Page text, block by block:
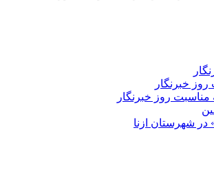
خبرنگار
مناسبت روز خبرنگار
در شهرستان ازنا